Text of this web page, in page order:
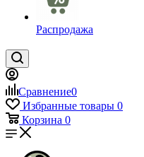
Распродажа
Сравнение0
Избранные товары 0
Корзина 0